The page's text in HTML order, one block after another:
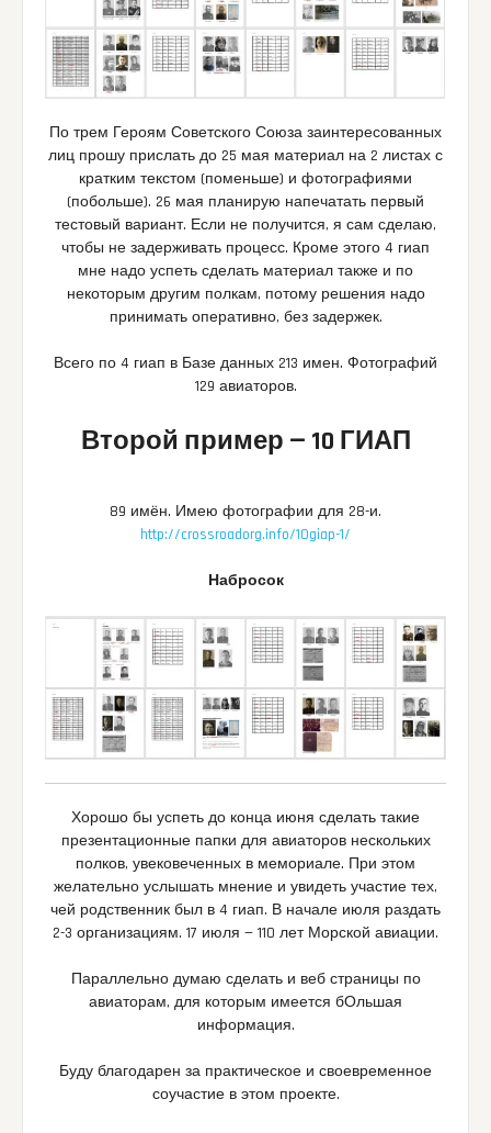
По трем Героям Советского Союза заинтересованных
лиц прошу прислать до 25 мая материал на 2 листах с
кратким текстом (поменьше) и фотографиями
(побольше). 26 мая планирую напечатать первый
тестовый вариант. Если не получится, я сам сделаю,
чтобы не задерживать процесс. Кроме этого 4 гиап
мне надо успеть сделать материал также и по
некоторым другим полкам, потому решения надо
принимать оперативно, без задержек.
Всего по 4 гиап в Базе данных 213 имен. Фотографий
129 авиаторов.
Второй пример — 10 ГИАП
89 имён. Имею фотографии для 28-и.
http://crossroadorg.info/10giap-1/
Набросок
Хорошо бы успеть до конца июня сделать такие
презентационные папки для авиаторов нескольких
полков, увековеченных в мемориале. При этом
желательно услышать мнение и увидеть участие тех,
чей родственник был в 4 гиап. В начале июля раздать
2-3 организациям. 17 июля — 110 лет Морской авиации.
Параллельно думаю сделать и веб страницы по
авиаторам, для которым имеется бОльшая
информация.
Буду благодарен за практическое и своевременное
соучастие в этом проекте.